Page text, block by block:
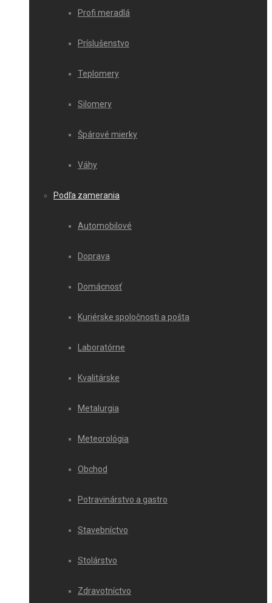
Profi meradlá
Príslušenstvo
Teplomery
Silomery
Špárové mierky
Váhy
Podľa zamerania
Automobilové
Doprava
Domácnosť
Kuriérske spoločnosti a pošta
Laboratórne
Kvalitárske
Metalurgia
Meteorológia
Obchod
Potravinárstvo a gastro
Stavebníctvo
Stolárstvo
Zdravotníctvo